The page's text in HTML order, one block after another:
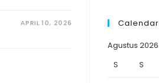
APRIL 10, 2026
Calendar
Agustus 2026
S
S